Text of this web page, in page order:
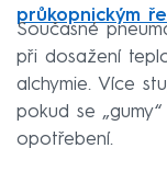
průkopnickým
Současné
při dosažení
alchymie. Více
pokud se
opotřebení.